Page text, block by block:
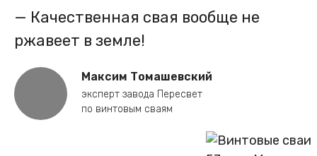
— Качественная свая вообще не
ржавеет в земле!
Максим Томашевский
эксперт завода Пересвет
по винтовым сваям